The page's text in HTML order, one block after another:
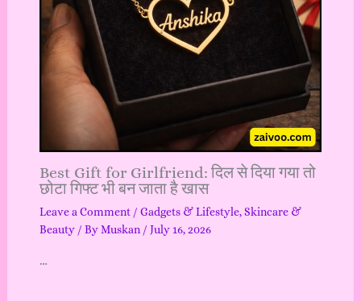
Best Gift for Girlfriend: दिल से दिया गया तो
छोटा गिफ्ट भी बन जाता है खास
Leave a Comment / Gadgets & Lifestyle,Skincare &
Beauty/ ByMuskan / July 16, 2026
…